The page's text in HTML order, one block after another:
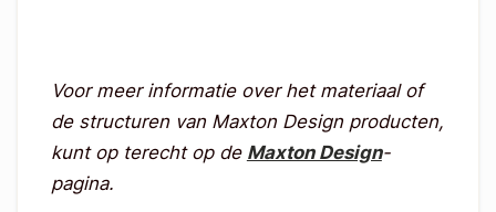
Voor meer informatie over het materiaal of
de structuren van Maxton Design producten,
kunt op terecht op de Maxton Design-
pagina.